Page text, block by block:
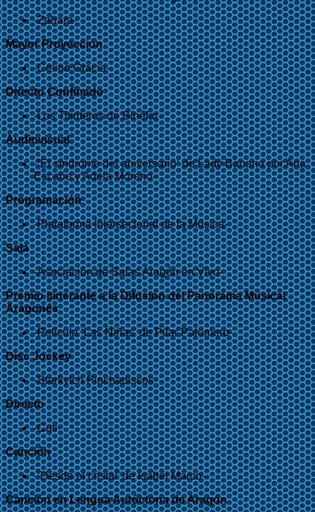
-Zahara-
Mayor Proyección
-Celino Gracia-
Directo Confinado
-Los Titiriteros de Binéfar-
Audiovisual
-’El síndrome del aniversario‘ de Lady Banana por Ana
Escario y Adela Moreno-
Programación
-Plataforma Intersectorial de la Música-
Sala
-Asociación de Salas Aragón en Vivo-
Premio Itinerante a la Difusión del Panorama Musical
Aragonés
-Película ‘Las Niñas’ de Pilar Palomero-
Disc Jockey
-Starkytch Pinchadiscos-
Directo
-Cuti-
Canción
-‘Desde el cristal’ de Isabel Marco-
Canción en Lengua Autóctona de Aragón